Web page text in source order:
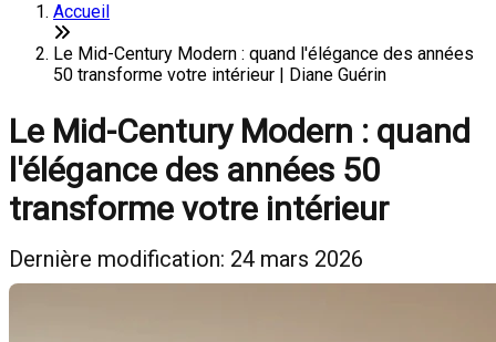
Accueil
Le Mid-Century Modern : quand l'élégance des années
50 transforme votre intérieur | Diane Guérin
Le Mid-Century Modern : quand
l'élégance des années 50
transforme votre intérieur
Dernière modification: 24 mars 2026